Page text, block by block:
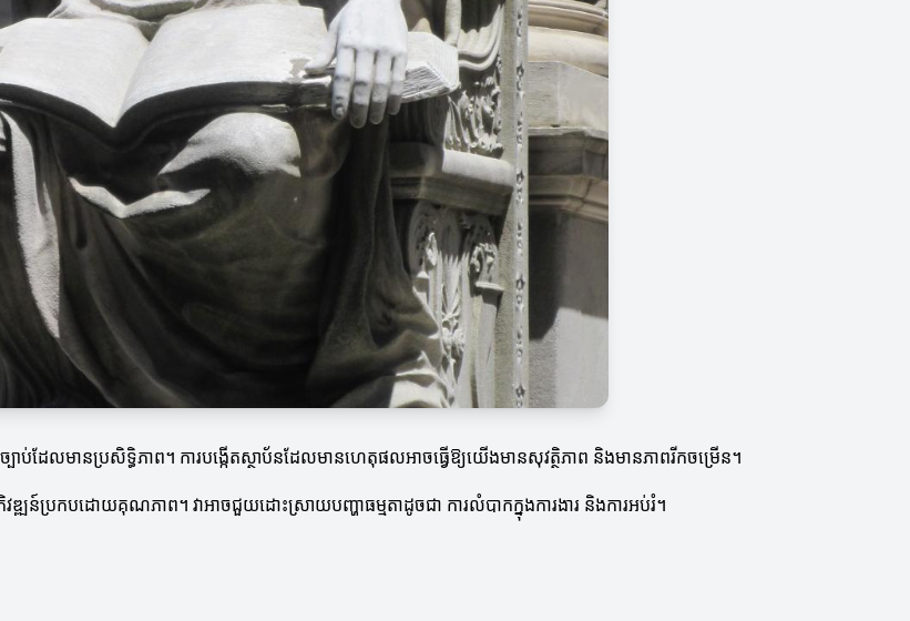
ែលមានប្រសិទ្ធិភាព។ ការបង្កើតស្ថាប័នដែលមានហេតុផលអាចធ្វើឱ្យយើងមានសុវត្ថិភាព និងមានភាពរីកចម្រើន។
ឌ្ឍន៍ប្រកបដោយគុណភាព។ វាអាចជួយដោះស្រាយបញ្ហាធម្មតាដូចជា ការលំបាកក្នុងការងារ និងការអប់រំ។